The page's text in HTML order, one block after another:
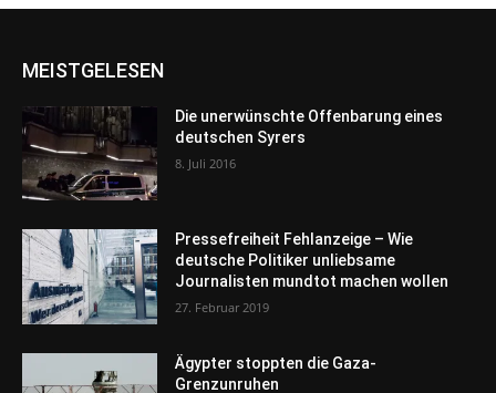
MEISTGELESEN
Die unerwünschte Offenbarung eines
deutschen Syrers
8. Juli 2016
Pressefreiheit Fehlanzeige – Wie
deutsche Politiker unliebsame
Journalisten mundtot machen wollen
27. Februar 2019
Ägypter stoppten die Gaza-
Grenzunruhen